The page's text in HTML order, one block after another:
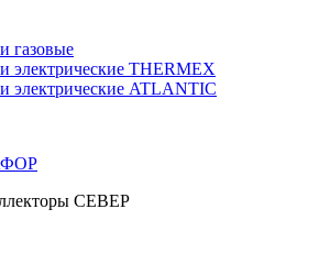
газовые
электрические THERMEX
электрические ATLANTIC
СЕВЕР